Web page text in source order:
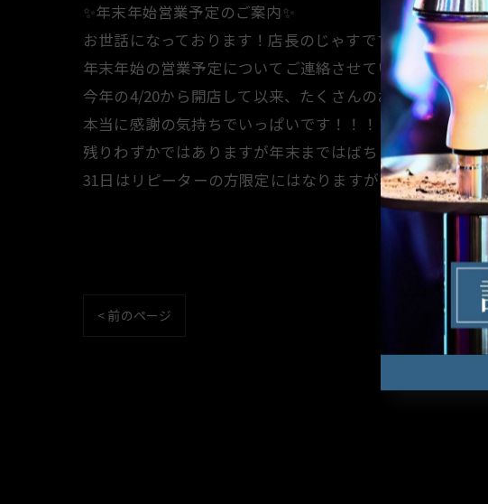
✨年末年始営業予定のご案内✨
お世話になっております！店長のじゃすです！！！
年末年始の営業予定についてご連絡させていただきます！
今年の4/20から開店して以来、たくさんのお客様にご来
本当に感謝の気持ちでいっぱいです！！！
残りわずかではありますが年末まではばちこり営業して
31日はリピーターの方限定にはなりますが、鍋パーティ
< 前のページ